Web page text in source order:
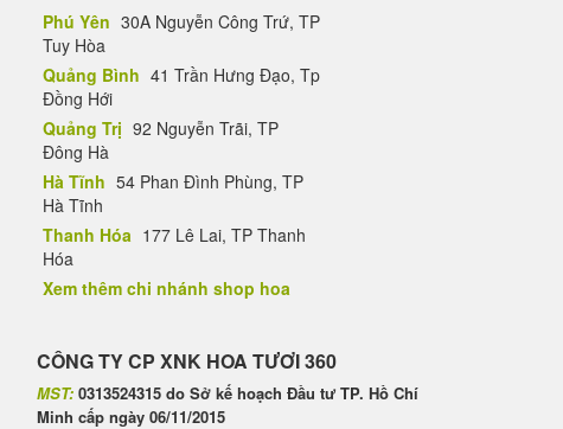
Phú Yên 30A Nguyễn Công Trứ, TP
Tuy Hòa
Quảng Bình 41 Trần Hưng Đạo, Tp
Đồng Hới
Quảng Trị 92 Nguyễn Trãi, TP
Đông Hà
Hà Tĩnh 54 Phan Đình Phùng, TP
Hà Tĩnh
Thanh Hóa 177 Lê Lai, TP Thanh
Hóa
Xem thêm chi nhánh shop hoa
CÔNG TY CP XNK HOA TƯƠI 360
MST: 0313524315 do Sở kế hoạch Đầu tư TP. Hồ Chí
Minh cấp ngày 06/11/2015